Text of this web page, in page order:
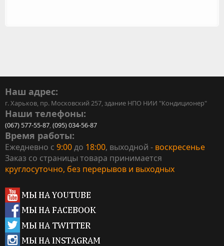
Наш адрес:
г. Харьков, пр. Московский 257, здание НПО НИИ "Кондиционер"
Наши телефоны:
(067) 577-55-87,(095) 034-56-87
Время работы:
Ежедневно с 9:00до 18:00, выходной - воскресенье
Заказ со страницы товара принимается
круглосуточно, без перерывов и выходных